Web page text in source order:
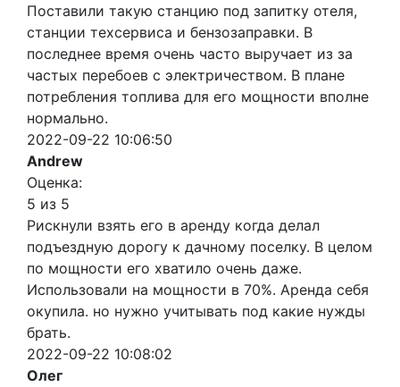
Поставили такую станцию под запитку отеля,
станции техсервиса и бензозаправки. В
последнее время очень часто выручает из за
частых перебоев с электричеством. В плане
потребления топлива для его мощности вполне
нормально.
2022-09-22 10:06:50
Andrew
Оценка:
5 из 5
Рискнули взять его в аренду когда делал
подъездную дорогу к дачному поселку. В целом
по мощности его хватило очень даже.
Использовали на мощности в 70%. Аренда себя
окупила. но нужно учитывать под какие нужды
брать.
2022-09-22 10:08:02
Олег